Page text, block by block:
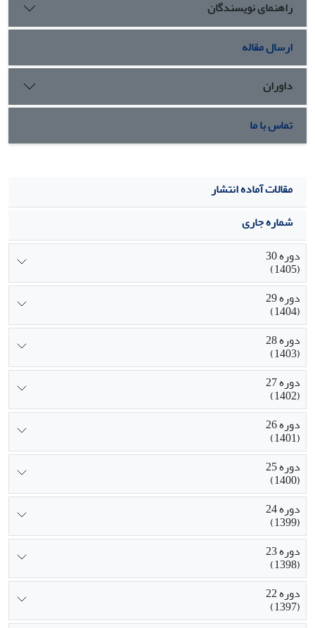
راهنمای نویسندگان
ارسال مقاله
داوران
تماس با ما
مقالات آماده انتشار
شماره جاری
دوره 30
(1405)
دوره 29
(1404)
دوره 28
(1403)
دوره 27
(1402)
دوره 26
(1401)
دوره 25
(1400)
دوره 24
(1399)
دوره 23
(1398)
دوره 22
(1397)